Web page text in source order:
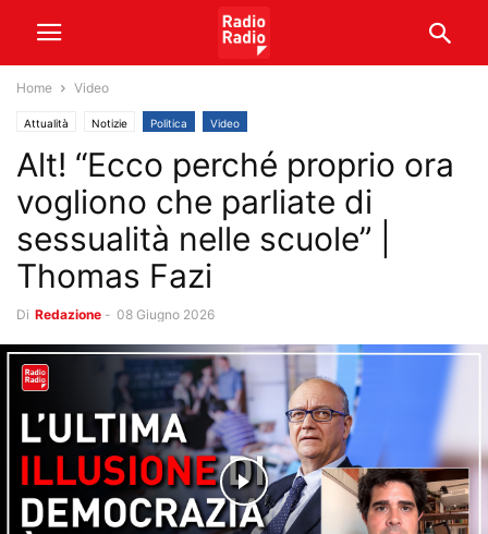
Home Video
Attualità Notizie Politica Video
Alt! “Ecco perché proprio ora
vogliono che parliate di
sessualità nelle scuole” |
Thomas Fazi
Di Redazione - 08 Giugno 2026